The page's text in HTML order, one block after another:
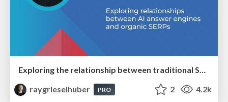
raygrieselhuber
PRO 2 4.2k